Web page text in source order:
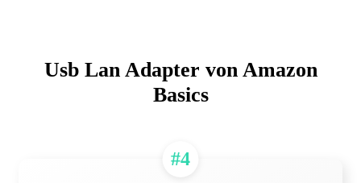
Usb Lan Adapter von Amazon
Basics
#4